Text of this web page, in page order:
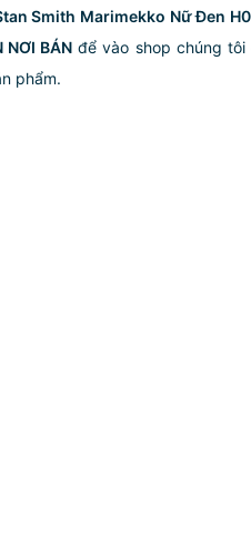
Smith Marimekko Nữ Đen
NƠI BÁN để vào shop chúng
phẩm.